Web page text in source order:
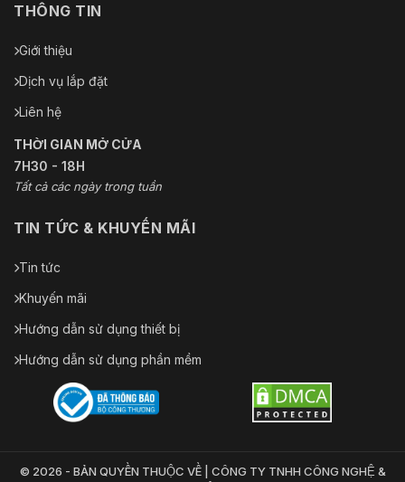
THÔNG TIN
Giới thiệu
Dịch vụ lắp đặt
Liên hệ
THỜI GIAN MỞ CỬA
7H30 - 18H
Tất cả các ngày trong tuần
TIN TỨC & KHUYẾN MÃI
Tin tức
Khuyến mãi
Hướng dẫn sử dụng thiết bị
Hướng dẫn sử dụng phần mềm
© 2026 - BẢN QUYỀN THUỘC VỀ | CÔNG TY TNHH CÔNG NGHỆ &